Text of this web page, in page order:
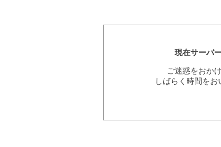
現在サーバ
ご迷惑をおか
しばらく時間を